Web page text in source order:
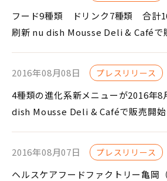
フード9種類 ドリンク7種類 合計
刷新 nu dish Mousse Deli & Caféで
2016年08月08日 プレスリリース
4種類の進化系新メニューが2016年8
dish Mousse Deli & Caféで販売開始
2016年08月07日 プレスリリース
ヘルスケアフードファクトリー亀